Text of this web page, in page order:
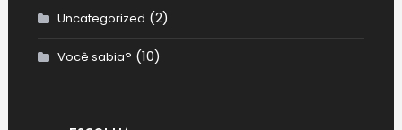
Uncategorized (2)
Você sabia? (10)